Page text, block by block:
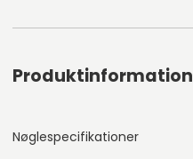
Produktinformation
Nøglespecifikationer